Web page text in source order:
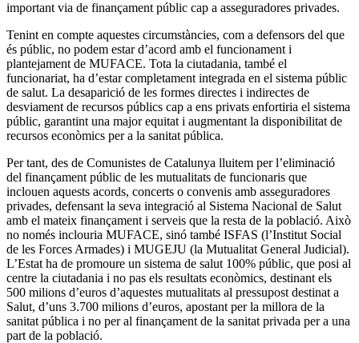
important via de finançament públic cap a asseguradores privades.
Tenint en compte aquestes circumstàncies, com a defensors del que
és públic, no podem estar d’acord amb el funcionament i
plantejament de MUFACE. Tota la ciutadania, també el
funcionariat, ha d’estar completament integrada en el sistema públic
de salut. La desaparició de les formes directes i indirectes de
desviament de recursos públics cap a ens privats enfortiria el sistema
públic, garantint una major equitat i augmentant la disponibilitat de
recursos econòmics per a la sanitat pública.
Per tant, des de Comunistes de Catalunya lluitem per l’eliminació
del finançament públic de les mutualitats de funcionaris que
inclouen aquests acords, concerts o convenis amb asseguradores
privades, defensant la seva integració al Sistema Nacional de Salut
amb el mateix finançament i serveis que la resta de la població. Això
no només inclouria MUFACE, sinó també ISFAS (l’Institut Social
de les Forces Armades) i MUGEJU (la Mutualitat General Judicial).
L’Estat ha de promoure un sistema de salut 100% públic, que posi al
centre la ciutadania i no pas els resultats econòmics, destinant els
500 milions d’euros d’aquestes mutualitats al pressupost destinat a
Salut, d’uns 3.700 milions d’euros, apostant per la millora de la
sanitat pública i no per al finançament de la sanitat privada per a una
part de la població.